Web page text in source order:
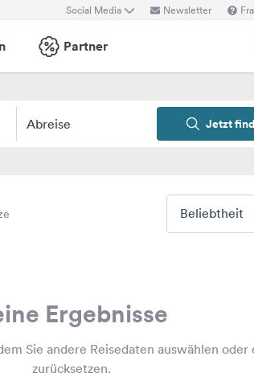
Social Media Newsletter
Partner
Abreise Jetzt
Beliebtheit
Ergebnisse
Sie andere Reisedaten auswählen
zurücksetzen.